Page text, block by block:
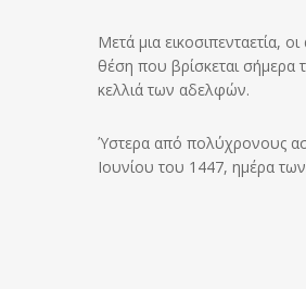
Μετά μια εικοσιπενταετία,
θέση που βρίσκεται σήμερα
κελλιά των αδελφών.
Ύστερα από πολύχρονους
Ιουνίου του 1447, ημέρα